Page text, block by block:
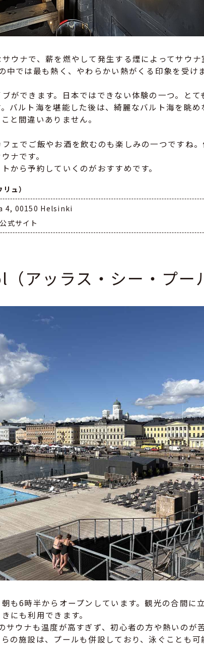
ウナで、薪を燃やして発生する煙によってサウナ
中では最も熱く、やわらかい熱がくる印象を受け
ができます。日本ではできない体験の一つ。とて
バルト海を堪能した後は、綺麗なバルト海を眺め
と間違いありません。
ェでご飯やお酒を飲むのも楽しみの一つですね
ナです。
から予約していくのがおすすめです。
ュ）
4, 00150 Helsinki
式サイト
アッラス・シー・プー
も6時半からオープンしています。観光の合間に
にも利用できます。
サウナも温度が高すぎず、初心者の方や熱いのが
の施設は、プールも併設しており、泳ぐことも可